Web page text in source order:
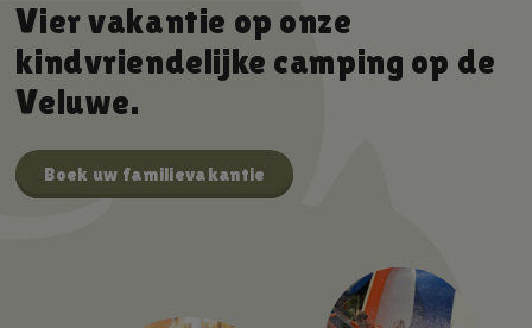
Vier vakantie op onze
kindvriendelijke camping op de
Veluwe.
Boek uw familievakantie